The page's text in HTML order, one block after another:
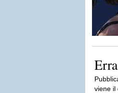
viene il